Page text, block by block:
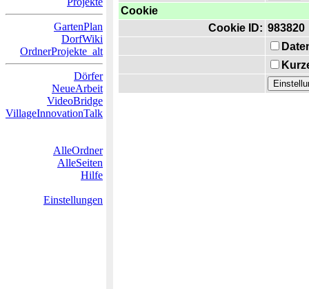
GartenPlan
DorfWiki
OrdnerProjekte_alt
Dörfer
NeueArbeit
VideoBridge
VillageInnovationTalk
AlleOrdner
AlleSeiten
Hilfe
Einstellungen
Cookie
Cookie ID: 983820